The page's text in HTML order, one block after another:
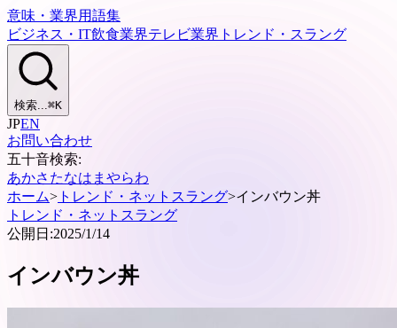
意味・業界用語集
ビジネス・IT飲食業界テレビ業界 トレンド・スラング
検索...⌘K
JPEN
お問い合わせ
五十音検索:
あかさ たなは ま やらわ
ホーム> トレンド・ネットスラング>インバウン丼
トレンド・ネットスラング
公開日:2025/1/14
インバウン丼